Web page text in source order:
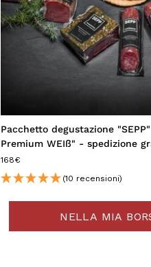
Pacchetto degustazione
Premium WEIß" - spedizione
168€
(10 recensioni)
NELLA MIA